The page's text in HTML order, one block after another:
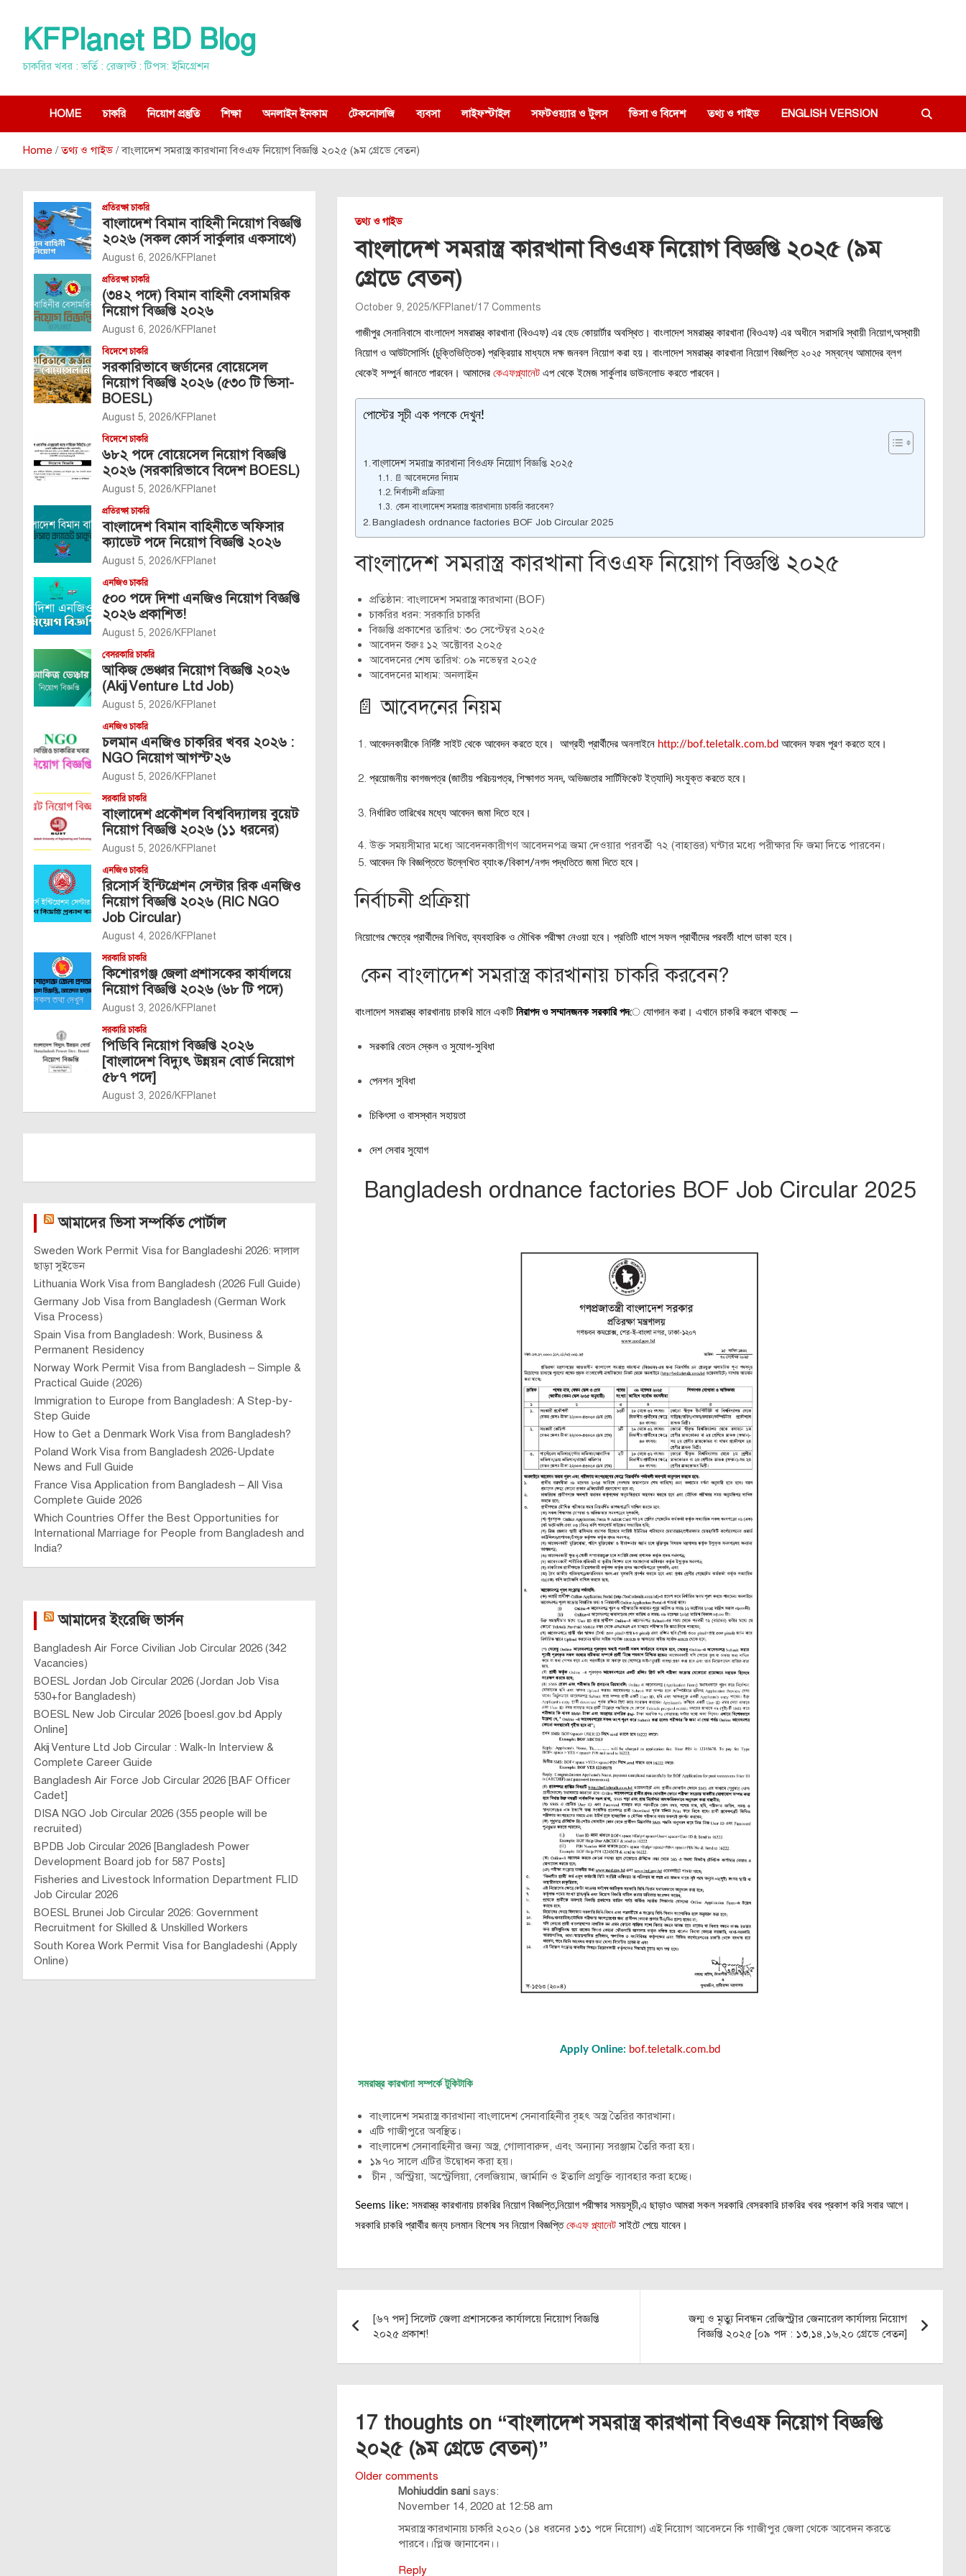
contentKFPlanet BD Blog
চাকরির খবর : ভর্তি : রেজাল্ট : টিপস: ইমিগ্রেশন
HOME চাকরি নিয়োগ প্রস্তুতি শিক্ষা অনলাইন ইনকাম টেকনোলজি ব্যবসা লাইফস্টাইল সফটওয়্যার ও টুলস ভিসা ও বিদেশ তথ্য ও গাইড ENGLISH VERSION
Home তথ্য ও গাইড বাংলাদেশ সমরাস্ত্র কারখানা বিওএফ নিয়োগ বিজ্ঞপ্তি ২০২৫ (৯ম গ্রেডে বেতন)
তথ্য ও গাইড
বাংলাদেশ সমরাস্ত্র কারখানা বিওএফ নিয়োগ বিজ্ঞপ্তি ২০২৫ (৯ম
গ্রেডে বেতন)
October 9, 2025 KFPlanet 17 Comments
গাজীপুর সেনানিবাসে বাংলাদেশ সমরাস্ত্র কারখানা (বিওএফ) এর হেড কোয়ার্টার অবস্থিত। বাংলাদেশ সমরাস্ত্র কারখানা (বিওএফ) এর অধীনে সরাসরি স্থায়ী নিয়োগ,অস্থায়ী
নিয়োগ ও আউটসোর্সিং (চুক্তিভিত্তিক) প্রক্রিয়ার মাধ্যমে দক্ষ জনবল নিয়োগ করা হয়। বাংলাদেশ সমরাস্ত্র কারখানা নিয়োগ বিজ্ঞপ্তি ২০২৫ সম্বন্ধে আমাদের ব্লগ
থেকেই সম্পুর্ন জানতে পারবেন। আমাদের কেএফপ্ল্যানেটএপ থেকে ইমেজ সার্কুলার ডাউনলোড করতে পারবেন।
পোস্টের সূচী এক পলকে দেখুন!
বাংলাদেশ সমরাস্ত্র কারখানা বিওএফ নিয়োগ বিজ্ঞপ্তি ২০২৫
📄 আবেদনের নিয়ম
নির্বাচনী প্রক্রিয়া
কেন বাংলাদেশ সমরাস্ত্র কারখানায় চাকরি করবেন?
Bangladesh ordnance factories BOF Job Circular 2025
বাংলাদেশ সমরাস্ত্র কারখানা বিওএফ নিয়োগ বিজ্ঞপ্তি ২০২৫
প্রতিষ্ঠান: বাংলাদেশ সমরাস্ত্র কারখানা (BOF)
চাকরির ধরন: সরকারি চাকরি
বিজ্ঞপ্তি প্রকাশের তারিখ: ৩০ সেপ্টেম্বর ২০২৫
আবেদন শুরুঃ ১২ অক্টোবর ২০২৫
আবেদনের শেষ তারিখ: ০৯ নভেম্বর ২০২৫
আবেদনের মাধ্যম: অনলাইন
📄 আবেদনের নিয়ম
আবেদনকারীকে নির্দিষ্ট সাইট থেকে আবেদন করতে হবে। আগ্রহী প্রার্থীদের অনলাইনে http://bof.teletalk.com.bd আবেদন ফরম পূরণ করতে হবে।
প্রয়োজনীয় কাগজপত্র (জাতীয় পরিচয়পত্র, শিক্ষাগত সনদ, অভিজ্ঞতার সার্টিফিকেট ইত্যাদি) সংযুক্ত করতে হবে।
নির্ধারিত তারিখের মধ্যে আবেদন জমা দিতে হবে।
উক্ত সময়সীমার মধ্যে আবেদনকারীগণ আবেদনপত্র জমা দেওয়ার পরবর্তী ৭২ (বাহাত্তর) ঘন্টার মধ্যে পরীক্ষার ফি জমা দিতে পারবেন।
আবেদন ফি বিজ্ঞপ্তিতে উল্লেখিত ব্যাংক/বিকাশ/নগদ পদ্ধতিতে জমা দিতে হবে।
নির্বাচনী প্রক্রিয়া
নিয়োগের ক্ষেত্রে প্রার্থীদের লিখিত, ব্যবহারিক ও মৌখিক পরীক্ষা নেওয়া হবে। প্রতিটি ধাপে সফল প্রার্থীদের পরবর্তী ধাপে ডাকা হবে।
কেন বাংলাদেশ সমরাস্ত্র কারখানায় চাকরি করবেন?
বাংলাদেশ সমরাস্ত্র কারখানায় চাকরি মানে একটি নিরাপদ ও সম্মানজনক সরকারি পদে যোগদান করা। এখানে চাকরি করলে থাকছে —
সরকারি বেতন স্কেল ও সুযোগ-সুবিধা
পেনশন সুবিধা
চিকিৎসা ও বাসস্থান সহায়তা
দেশ সেবার সুযোগ
Bangladesh ordnance factories BOF Job Circular 2025
Apply Online: bof.teletalk.com.bd
সমরাস্ত্র কারখানা সম্পর্কে টুকিটাকি
বাংলাদেশ সমরাস্ত্র কারখানা বাংলাদেশ সেনাবাহিনীর বৃহৎ অস্ত্র তৈরির কারখানা।
এটি গাজীপুরে অবস্থিত।
বাংলাদেশ সেনাবাহিনীর জন্য অস্ত্র, গোলাবারুদ, এবং অন্যান্য সরঞ্জাম তৈরি করা হয়।
১৯৭০ সালে এটির উদ্বোধন করা হয়।
চীন , অস্ট্রিয়া, অস্ট্রেলিয়া, বেলজিয়াম, জার্মানি ও ইতালি প্রযুক্তি ব্যাবহার করা হচ্ছে।
Seems like: সমরাস্ত্র কারখানায় চাকরির নিয়োগ বিজ্ঞপ্তি,নিয়োগ পরীক্ষার সময়সূচী,এ ছাড়াও আমরা সকল সরকারি বেসরকারি চাকরির খবর প্রকাশ করি সবার আগে।
সরকারি চাকরি প্রার্থীর জন্য চলমান বিশেষ সব নিয়োগ বিজ্ঞপ্তি কেএফ প্ল্যানেটসাইটে পেয়ে যাবেন।
navigation
[৬৭ পদ] সিলেট জেলা প্রশাসকের কার্যালয়ে নিয়োগ বিজ্ঞপ্তি
২০২৫ প্রকাশ!
জন্ম ও মৃত্যু নিবন্ধন রেজিস্ট্রার জেনারেল কার্যালয় নিয়োগ
বিজ্ঞপ্তি ২০২৫ [০৯ পদ : ১৩,১৪,১৬,২০ গ্রেডে বেতন]
17 thoughts on “বাংলাদেশ সমরাস্ত্র কারখানা বিওএফ নিয়োগ বিজ্ঞপ্তি
২০২৫ (৯ম গ্রেডে বেতন)”
Comments
navigation
Older comments
Mohiuddin sani says:
November 14, 2020 at 12:58 am
সমরাস্ত্র কারখানায় চাকরি ২০২০ (১৪ ধরনের ১৩১ পদে নিয়োগ) এই নিয়োগ আবেদনে কি গাজীপুর জেলা থেকে আবেদন করতে
পারবে।।প্লিজ জানাবেন।।
Reply
প্রতিরক্ষা চাকরি
বাংলাদেশ বিমান বাহিনী নিয়োগ বিজ্ঞপ্তি
২০২৬ (সকল কোর্স সার্কুলার একসাথে)
August 6, 2026 KFPlanet
প্রতিরক্ষা চাকরি
(৩৪২ পদে) বিমান বাহিনী বেসামরিক
নিয়োগ বিজ্ঞপ্তি ২০২৬
August 6, 2026 KFPlanet
বিদেশে চাকরি
সরকারিভাবে জর্ডানের বোয়েসেল
নিয়োগ বিজ্ঞপ্তি ২০২৬ (৫৩০ টি ভিসা-
BOESL)
August 5, 2026 KFPlanet
বিদেশে চাকরি
৬৮২ পদে বোয়েসেল নিয়োগ বিজ্ঞপ্তি
২০২৬ (সরকারিভাবে বিদেশ BOESL)
August 5, 2026 KFPlanet
প্রতিরক্ষা চাকরি
বাংলাদেশ বিমান বাহিনীতে অফিসার
ক্যাডেট পদে নিয়োগ বিজ্ঞপ্তি ২০২৬
August 5, 2026 KFPlanet
এনজিও চাকরি
৫০০ পদে দিশা এনজিও নিয়োগ বিজ্ঞপ্তি
২০২৬ প্রকাশিত!
August 5, 2026 KFPlanet
বেসরকারি চাকরি
আকিজ ভেঞ্চার নিয়োগ বিজ্ঞপ্তি ২০২৬
(Akij Venture Ltd Job)
August 5, 2026 KFPlanet
এনজিও চাকরি
চলমান এনজিও চাকরির খবর ২০২৬ :
NGO নিয়োগ আগস্ট’২৬
August 5, 2026 KFPlanet
সরকারি চাকরি
বাংলাদেশ প্রকৌশল বিশ্ববিদ্যালয় বুয়েট
নিয়োগ বিজ্ঞপ্তি ২০২৬ (১১ ধরনের)
August 5, 2026 KFPlanet
এনজিও চাকরি
রিসোর্স ইন্টিগ্রেশন সেন্টার রিক এনজিও
নিয়োগ বিজ্ঞপ্তি ২০২৬ (RIC NGO
Job Circular)
August 4, 2026 KFPlanet
সরকারি চাকরি
কিশোরগঞ্জ জেলা প্রশাসকের কার্যালয়ে
নিয়োগ বিজ্ঞপ্তি ২০২৬ (৬৮ টি পদে)
August 3, 2026 KFPlanet
সরকারি চাকরি
পিডিবি নিয়োগ বিজ্ঞপ্তি ২০২৬
[বাংলাদেশ বিদ্যুৎ উন্নয়ন বোর্ড নিয়োগ
৫৮৭ পদে]
August 3, 2026 KFPlanet
আমাদের ভিসা সম্পর্কিত পোর্টাল
Sweden Work Permit Visa for Bangladeshi 2026: দালাল
ছাড়া সুইডেন
Lithuania Work Visa from Bangladesh (2026 Full Guide)
Germany Job Visa from Bangladesh (German Work
Visa Process)
Spain Visa from Bangladesh: Work, Business &
Permanent Residency
Norway Work Permit Visa from Bangladesh – Simple &
Practical Guide (2026)
Immigration to Europe from Bangladesh: A Step-by-
Step Guide
How to Get a Denmark Work Visa from Bangladesh?
Poland Work Visa from Bangladesh 2026-Update
News and Full Guide
France Visa Application from Bangladesh – All Visa
Complete Guide 2026
Which Countries Offer the Best Opportunities for
International Marriage for People from Bangladesh and
India?
আমাদের ইংরেজি ভার্সন
Bangladesh Air Force Civilian Job Circular 2026 (342
Vacancies)
BOESL Jordan Job Circular 2026 (Jordan Job Visa
530+for Bangladesh)
BOESL New Job Circular 2026 [boesl.gov.bd Apply
Online]
Akij Venture Ltd Job Circular : Walk-In Interview &
Complete Career Guide
Bangladesh Air Force Job Circular 2026 [BAF Officer
Cadet]
DISA NGO Job Circular 2026 (355 people will be
recruited)
BPDB Job Circular 2026 [Bangladesh Power
Development Board job for 587 Posts]
Fisheries and Livestock Information Department FLID
Job Circular 2026
BOESL Brunei Job Circular 2026: Government
Recruitment for Skilled & Unskilled Workers
South Korea Work Permit Visa for Bangladeshi (Apply
Online)